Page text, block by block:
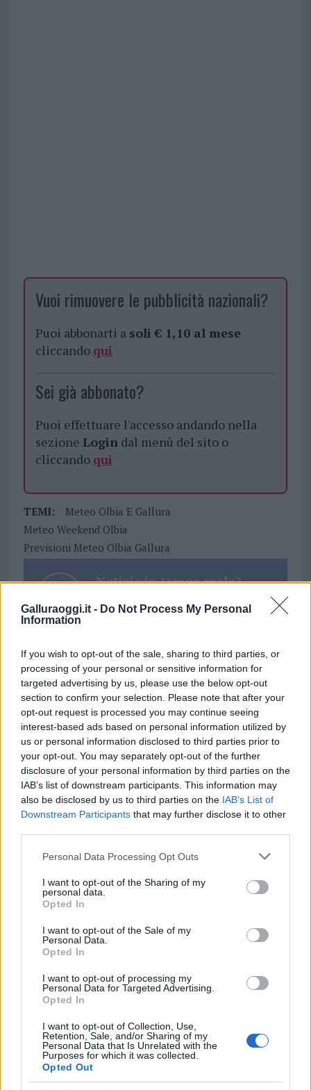
Galluraoggi.it - Do Not Process My Personal
Information
If you wish to opt-out of the sale, sharing to third parties, or
processing of your personal or sensitive information for
targeted advertising by us, please use the below opt-out
section to confirm your selection. Please note that after your
opt-out request is processed you may continue seeing
interest-based ads based on personal information utilized by
us or personal information disclosed to third parties prior to
your opt-out. You may separately opt-out of the further
disclosure of your personal information by third parties on the
IAB’s list of downstream participants. This information may
also be disclosed by us to third parties on the IAB’s List of
Downstream Participants that may further disclose it to other
Please note that this website/app uses one or more Google
not limited to your visit or usage behaviour. You may click to
grant or deny consent to Google and its third-party tags to
use your data for below specified purposes in below Google
consent section.
Personal Data Processing Opt Outs
I want to opt-out of the Sharing of my
personal data.
Opted In
I want to opt-out of the Sale of my
Personal Data.
Opted In
I want to opt-out of processing my
Personal Data for Targeted Advertising.
Opted In
I want to opt-out of Collection, Use,
Retention, Sale, and/or Sharing of my
Personal Data that Is Unrelated with the
Purposes for which it was collected.
Opted Out
Vuoi rimuovere le pubblicità nazionali?
Puoi abbonarti a soli € 1,10 al mese
cliccando qui
Sei già abbonato?
Puoi effettuare l'accesso andando nella
sezione Logindal menù del sito o
cliccando qui
TEMI:
Meteo Olbia E Gallura
Meteo Weekend Olbia
Previsioni Meteo Olbia Gallura
Notizie in tempo reale?
GalluraOggi.it
Inviaci le tue segnalazioni,
i tuoi video e le tue foto
Su WhatsApp al numero +39
345 356 7512
Ricevi le nostre ultime news
daGoogle News
Condividi l'articolo
F
a
ce
b
o
o
k
T
w
it
te
r
Pi
te
st
W
at
A
p
S
a
Articolo precedente
NOTIZIE RECENTI